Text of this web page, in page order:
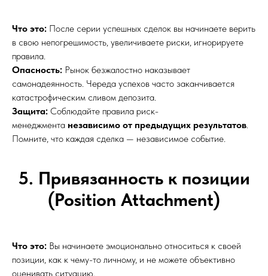
Что это: После серии успешных сделок вы начинаете верить
в свою непогрешимость, увеличиваете риски, игнорируете
правила.
Опасность: Рынок безжалостно наказывает
самонадеянность. Череда успехов часто заканчивается
катастрофическим сливом депозита.
Защита: Соблюдайте правила риск-
менеджмента независимо от предыдущих результатов
Помните, что каждая сделка — независимое событие.
5. Привязанность к позиции
(Position Attachment)
Что это: Вы начинаете эмоционально относиться к своей
позиции, как к чему-то личному, и не можете объективно
оценивать ситуацию.